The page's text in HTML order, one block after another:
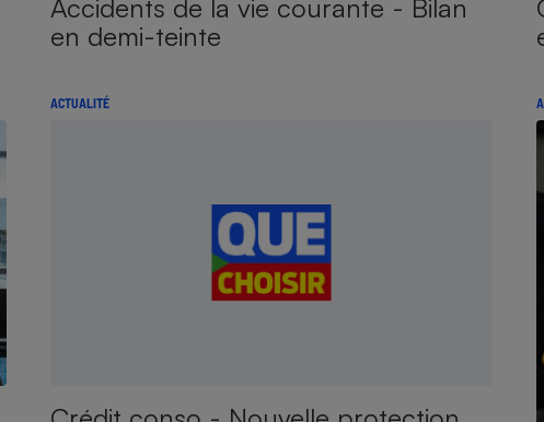
Accidents de la vie courante - Bilan
en demi-teinte
ACTUALITÉ